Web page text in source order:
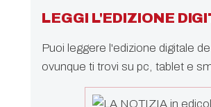
LEGGI L'EDIZIONE
Puoi leggere l'edizione digitale
ovunque ti trovi su pc, tablet e